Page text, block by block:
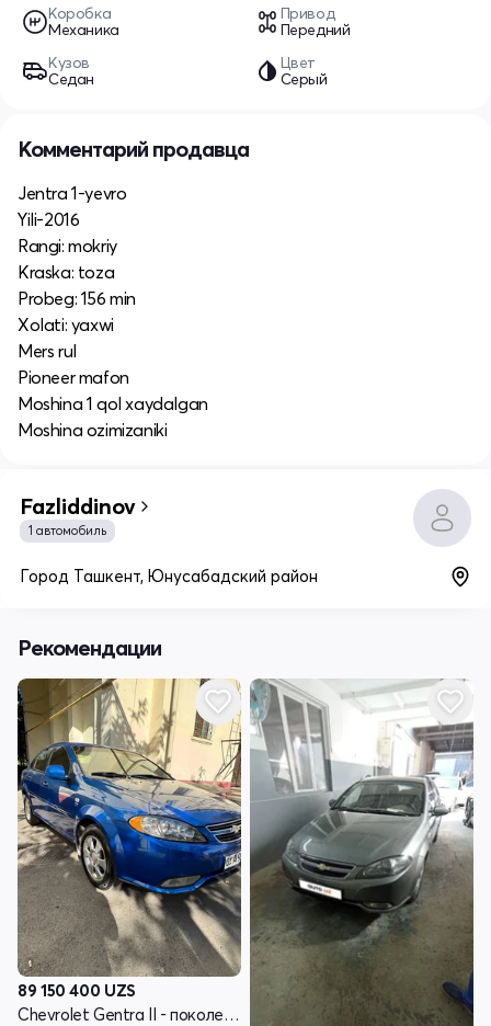
Коробка
Механика
Привод
Передний
Кузов
Седан
Цвет
Серый
Комментарий продавца
Jentra 1-yevro
Yili-2016
Rangi: mokriy
Kraska: toza
Probeg: 156 min
Xolati: yaxwi
Mers rul
Pioneer mafon
Moshina 1 qol xaydalgan
Moshina ozimizaniki
Fazliddinov
1 автомобиль
Город Ташкент, Юнусабадский район
Рекомендации
89 150 400 UZS
Chevrolet Gentra II - поколение